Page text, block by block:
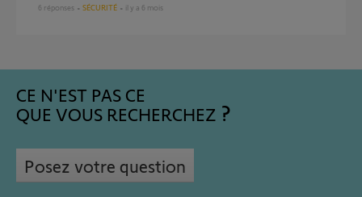
6 réponses SÉCURITÉ il y a 6 mois
CE N'EST PAS CE
QUE VOUS RECHERCHEZ
Posez votre question